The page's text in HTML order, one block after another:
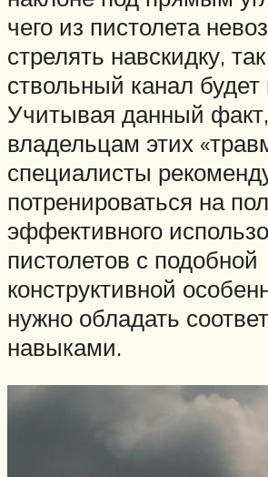
чего из пистолета
стрелять навскидку,
ствольный канал
Учитывая данный факт,
владельцам этих
специалисты
потренироваться на
эффективного
пистолетов с подобной
конструктивной
нужно обладать
навыками.